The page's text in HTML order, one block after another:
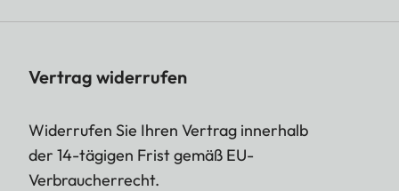
Vertrag widerrufen
Widerrufen Sie Ihren Vertrag innerhalb
der 14-tägigen Frist gemäß EU-
Verbraucherrecht.